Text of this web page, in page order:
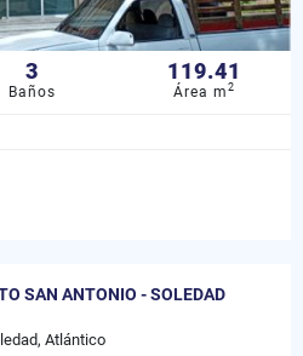
3
Baños
119.41
Área m2
SAN ANTONIO - SOLEDAD
Atlántico